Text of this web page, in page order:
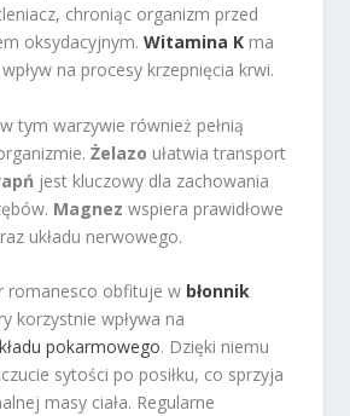
chroniąc organizm przed
oksydacyjnym.Witamina K ma
na procesy krzepnięcia krwi.
tym warzywie również pełnią
Żelazo ułatwia transport
jest kluczowy dla zachowania
Magnez wspiera prawidłowe
układu nerwowego.
romanesco obfituje w błonnik
korzystnie wpływa na
pokarmowego. Dzięki niemu
sytości po posiłku, co sprzyja
masy ciała. Regularne